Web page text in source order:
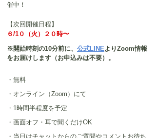
催中！
【次回開催日程】
６/1０（火）２０時〜
※開始時刻の10分前に、 公式LINE よりZoom情報
をお届けします（お申込みは不要）。
・無料
・オンライン（Zoom）にて
・1時間半程度を予定
・画面オフ・耳で聞くだけOK
・当日はチャットからのご質問やコメントお待ち